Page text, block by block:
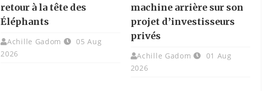
retour à la tête des
Éléphants
Achille Gadom
05 Aug
2026
machine arrière sur son
projet d’investisseurs
privés
Achille Gadom
01 Aug
2026